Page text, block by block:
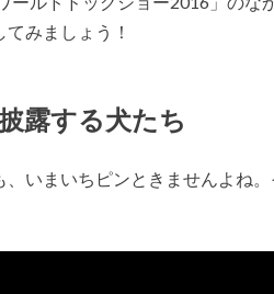
みましょう！
露する犬たち
いまいちピンときませんよね